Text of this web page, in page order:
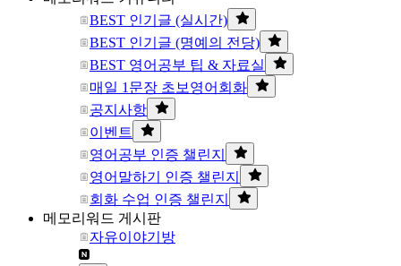
BEST 인기글 (실시간)
BEST 인기글 (명예의 전당)
BEST 영어공부 팁 & 자료실
매일 1문장 초보영어회화
공지사항
이벤트
영어공부 인증 챌린지
영어말하기 인증 챌린지
회화 수업 인증 챌린지
메모리워드 게시판
자유이야기방